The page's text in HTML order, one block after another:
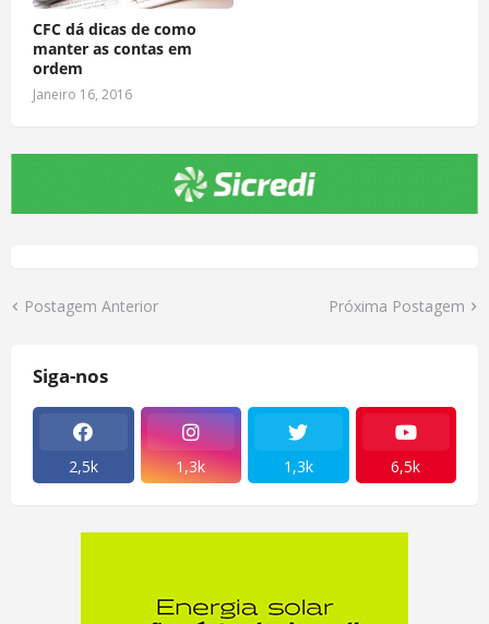
CFC dá dicas de como
manter as contas em
ordem
Janeiro 16, 2016
Postagem Anterior Próxima Postagem
Siga-nos
2,5k 1,3k 1,3k 6,5k